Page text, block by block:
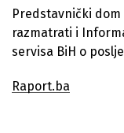
Predstavnički
razmatrati i
servisa BiH o
Raport.ba